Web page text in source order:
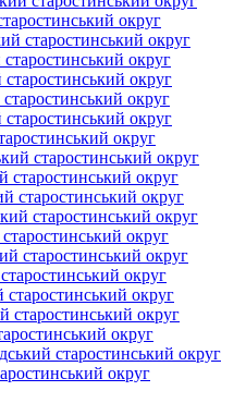
округ
старостинський округ
округ
округ
округ
округ
округ
старостинський округ
старостинський округ
старостинський округ
старостинський округ
округ
старостинський округ
округ
старостинський округ
старостинський округ
округ
старостинський округ
округ